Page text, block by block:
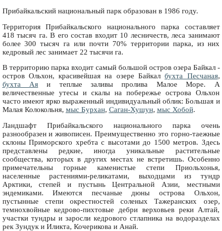
Прибайкальский национальный парк образован в 1986 году.
Территория Прибайкальского национального парка составляет
418 тысяч га. В его состав входит 10 лесничеств, леса занимают
более 300 тысяч га или почти 70% территории парка, из них
кедровый лес занимает 22 тысячи га.
В территорию парка входит самый большой остров озера Байкал -
остров Ольхон, красивейшая на озере Байкалбухта Песчаная,
бухта Аяи теплые заливы пролива Малое Море. А
величественные утесы и скалы на побережье острова Ольхон
часто имеют ярко выраженный индивидуальный облик: Большая и
Малая Колокольня, мыс Бурхан, Саган-Хушун, мыс Хобой.
Ландшафт Прибайкальского национального парка очень
разнообразен и живописен. Преимущественно это горно-таежные
склоны Приморского хребта с высотами до 1500 метров. Здесь
представлены редкие, иногда уникальные растительные
сообщества, которых в других местах не встретишь. Особенно
примечательны горные каменистые степи Приольхонья,
населенные растениями-реликатами, выходцами из тундр
Арктики, степей и пустынь Центральной Азии, местными
эндемиками. Имеются песчаные дюны острова Ольхон,
пустынные степи окрестностей соленых Тажеранских озер,
темнохвойные кедрово-пихтовые дебри верховьев реки Алтай,
участки тундры и заросли кедрового стлапника на водоразделах
рек Зундук и Иликта, Кочерикова и Анай.